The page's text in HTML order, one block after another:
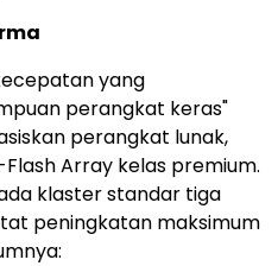
yang
perangkat keras"
perangkat lunak,
Array kelas premium.
klaster standar tiga
peningkatan maksimum